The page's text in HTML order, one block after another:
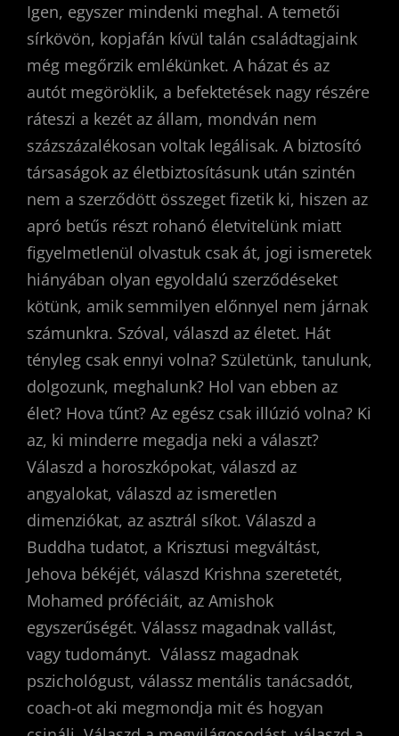
Igen, egyszer mindenki meghal. A temetői
sírkövön, kopjafán kívül talán családtagjaink
még megőrzik emlékünket. A házat és az
autót megöröklik, a befektetések nagy részére
ráteszi a kezét az állam, mondván nem
százszázalékosan voltak legálisak. A biztosító
társaságok az életbiztosításunk után szintén
nem a szerződött összeget fizetik ki, hiszen az
apró betűs részt rohanó életvitelünk miatt
figyelmetlenül olvastuk csak át, jogi ismeretek
hiányában olyan egyoldalú szerződéseket
kötünk, amik semmilyen előnnyel nem járnak
számunkra. Szóval, válaszd az életet. Hát
tényleg csak ennyi volna? Születünk, tanulunk,
dolgozunk, meghalunk? Hol van ebben az
élet? Hova tűnt? Az egész csak illúzió volna? Ki
az, ki minderre megadja neki a választ?
Válaszd a horoszkópokat, válaszd az
angyalokat, válaszd az ismeretlen
dimenziókat, az asztrál síkot. Válaszd a
Buddha tudatot, a Krisztusi megváltást,
Jehova békéjét, válaszd Krishna szeretetét,
Mohamed próféciáit, az Amishok
egyszerűségét. Válassz magadnak vallást,
vagy tudományt. Válassz magadnak
pszichológust, válassz mentális tanácsadót,
coach-ot aki megmondja mit és hogyan